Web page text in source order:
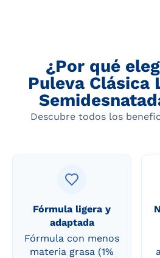
¿Por qué
Puleva Clásica
Descubre todos los
Fórmula ligera y
adaptada
Fórmula con menos
materia grasa (1%